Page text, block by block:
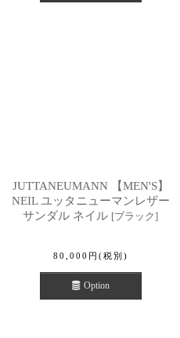
JUTTANEUMANN 【MEN'S】
NEIL ユッタニューマンレザー
サンダル ネイル [ブラック]
80,000 円 (税別)
Option